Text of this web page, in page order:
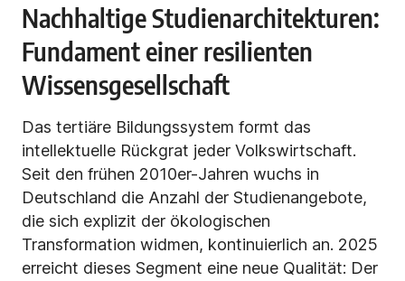
Nachhaltige Studienarchitekturen:
Fundament einer resilienten
Wissensgesellschaft
Das tertiäre Bildungssystem formt das
intellektuelle Rückgrat jeder Volkswirtschaft.
Seit den frühen 2010er-Jahren wuchs in
Deutschland die Anzahl der Studienangebote,
die sich explizit der ökologischen
Transformation widmen, kontinuierlich an. 2025
erreicht dieses Segment eine neue Qualität: Der